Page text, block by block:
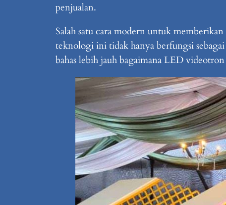
penjualan.
Salah satu cara modern untuk
teknologi ini tidak hanya berfungsi
bahas lebih jauh bagaimana LED